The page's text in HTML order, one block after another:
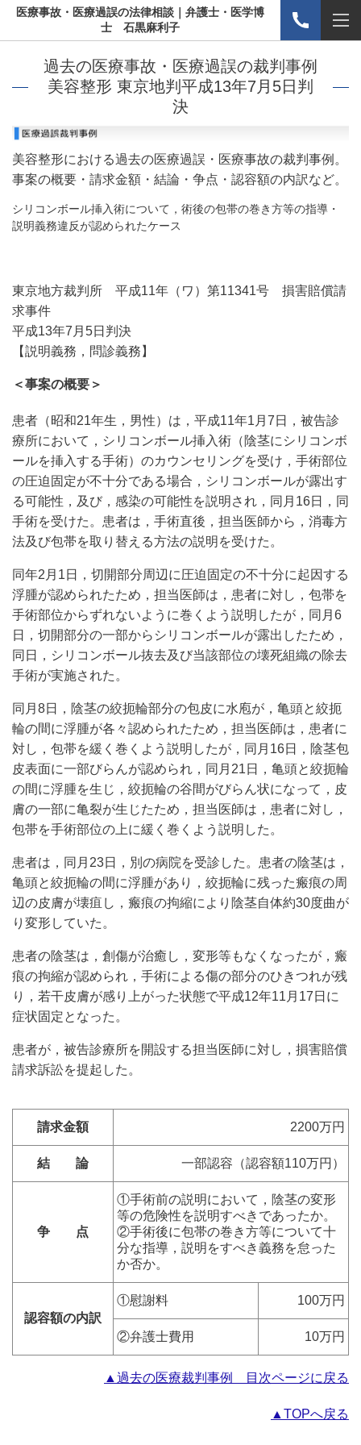
医療事故・医療過誤の法律相談｜弁護士・医学博
士 石黒麻利子
過去の医療事故・医療過誤の裁判事例
美容整形 東京地判平成13年7月5日判
決
美容整形における過去の医療過誤・医療事故の裁判事例。
事案の概要・請求金額・結論・争点・認容額の内訳など。
シリコンボール挿入術について，術後の包帯の巻き方等の指導・
説明義務違反が認められたケース
東京地方裁判所 平成11年（ワ）第11341号 損害賠償請
求事件
平成13年7月5日判決
【説明義務，問診義務】
＜事案の概要＞
患者（昭和21年生，男性）は，平成11年1月7日，被告診
療所において，シリコンボール挿入術（陰茎にシリコンボ
ールを挿入する手術）のカウンセリングを受け，手術部位
の圧迫固定が不十分である場合，シリコンボールが露出す
る可能性，及び，感染の可能性を説明され，同月16日，同
手術を受けた。患者は，手術直後，担当医師から，消毒方
法及び包帯を取り替える方法の説明を受けた。
同年2月1日，切開部分周辺に圧迫固定の不十分に起因する
浮腫が認められたため，担当医師は，患者に対し，包帯を
手術部位からずれないように巻くよう説明したが，同月6
日，切開部分の一部からシリコンボールが露出したため，
同日，シリコンボール抜去及び当該部位の壊死組織の除去
手術が実施された。
同月8日，陰茎の絞扼輪部分の包皮に水庖が，亀頭と絞扼
輪の間に浮腫が各々認められたため，担当医師は，患者に
対し，包帯を緩く巻くよう説明したが，同月16日，陰茎包
皮表面に一部びらんが認められ，同月21日，亀頭と絞扼輪
の間に浮腫を生じ，絞扼輪の谷間がびらん状になって，皮
膚の一部に亀裂が生じたため，担当医師は，患者に対し，
包帯を手術部位の上に緩く巻くよう説明した。
患者は，同月23日，別の病院を受診した。患者の陰茎は，
亀頭と絞扼輪の間に浮腫があり，絞扼輪に残った瘢痕の周
辺の皮膚が壊疽し，瘢痕の拘縮により陰茎自体約30度曲が
り変形していた。
患者の陰茎は，創傷が治癒し，変形等もなくなったが，瘢
痕の拘縮が認められ，手術による傷の部分のひきつれが残
り，若干皮膚が感り上がった状態で平成12年11月17日に
症状固定となった。
患者が，被告診療所を開設する担当医師に対し，損害賠償
請求訴訟を提起した。
請求金額 2200万円
結 論 一部認容（認容額110万円）
争 点
①手術前の説明において，陰茎の変形
等の危険性を説明すべきであったか。
②手術後に包帯の巻き方等について十
分な指導，説明をすべき義務を怠った
か否か。
認容額の内訳
①慰謝料 100万円
②弁護士費用 10万円
▲過去の医療裁判事例 目次ページに戻る
▲TOPへ戻る